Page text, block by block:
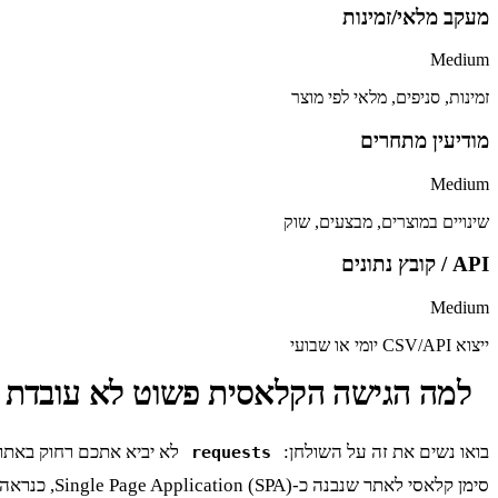
מעקב מלאי/זמינות
Medium
זמינות, סניפים, מלאי לפי מוצר
מודיעין מתחרים
Medium
שינויים במוצרים, מבצעים, שוק
API / קובץ נתונים
Medium
ייצוא CSV/API יומי או שבועי
למה הגישה הקלאסית פשוט לא עובדת
בואו נשים את זה על השולחן: requests
סימן קלאסי לאתר שנבנה כ-Single Page Application (SPA), כנראה עם React או Angular. כשאתם שולחים בקשת HTTP פשוטה, אתם מקבלים שלד HTML כמעט ריק, בלי המידע שאתם באמת צריכים.